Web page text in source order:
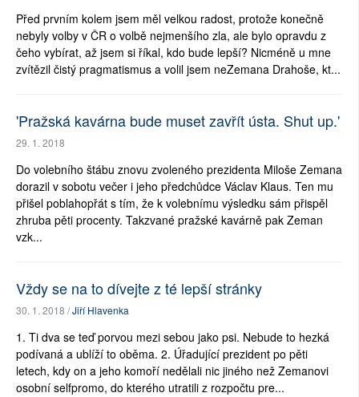
Před prvním kolem jsem měl velkou radost, protože konečně
nebyly volby v ČR o volbě nejmenšího zla, ale bylo opravdu z
čeho vybírat, až jsem si říkal, kdo bude lepší? Nicméně u mne
zvítězil čistý pragmatismus a volil jsem neZemana Drahoše, kt...
'Pražská kavárna bude muset zavřít ústa. Shut up.'
29. 1. 2018
Do volebního štábu znovu zvoleného prezidenta Miloše Zemana
dorazil v sobotu večer i jeho předchůdce Václav Klaus. Ten mu
přišel poblahopřát s tím, že k volebnímu výsledku sám přispěl
zhruba pěti procenty. Takzvané pražské kavárně pak Zeman
vzk...
Vždy se na to dívejte z té lepší stránky
30. 1. 2018 /Jiří Hlavenka
1. Ti dva se teď porvou mezi sebou jako psi. Nebude to hezká
podívaná a ublíží to oběma. 2. Úřadující prezident po pěti
letech, kdy on a jeho komoří nedělali nic jiného než Zemanovi
osobní selfpromo, do kterého utratili z rozpočtu pre...